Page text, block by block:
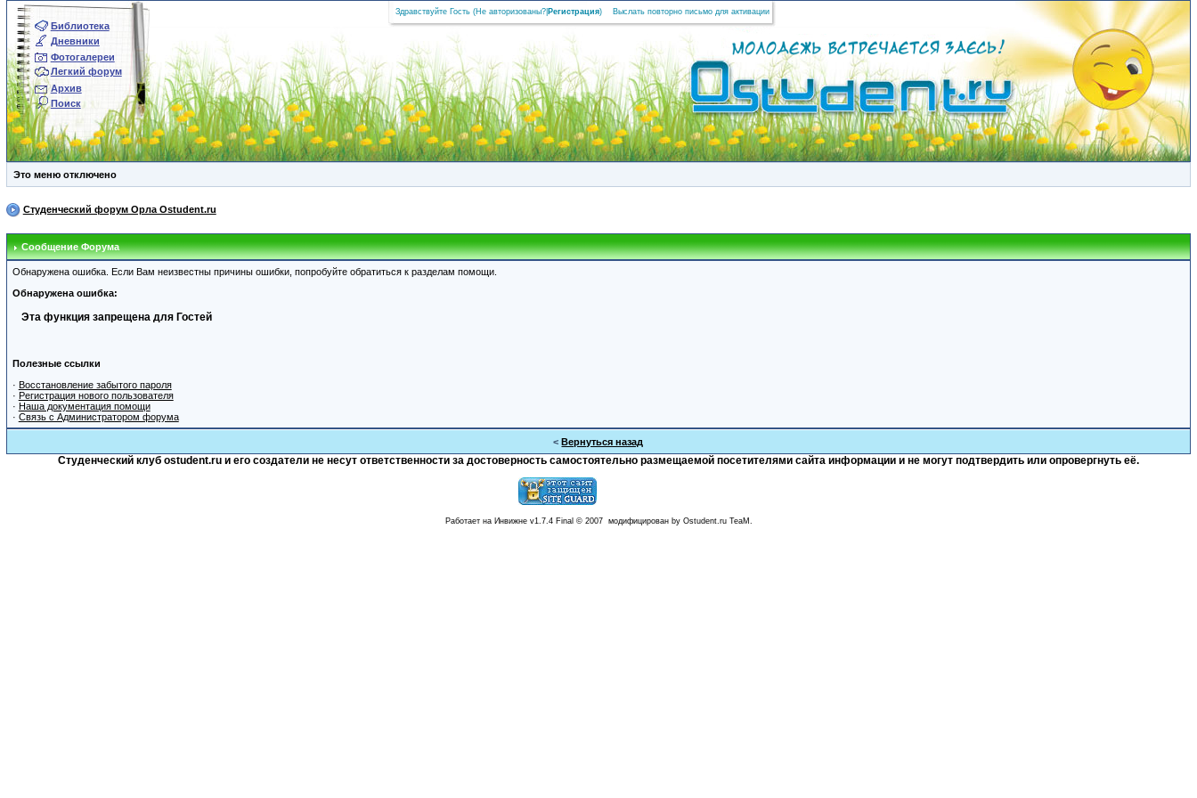
Библиотека
Дневники
Фотогалереи
Легкий форум
Архив
Поиск
Здравствуйте Гость (Не авторизованы? Регистрация) Выслать повторно письмо для активации
Это меню отключено
Студенческий форум Орла Ostudent.ru
Сообщение Форума
Обнаружена ошибка. Если Вам неизвестны причины ошибки, попробуйте обратиться к разделам помощи.
Обнаружена ошибка:
Эта функция запрещена для Гостей
Полезные ссылки
· Восстановление забытого пароля
· Регистрация нового пользователя
· Наша документация помощи
· Связь с Администратором форума
<Вернуться назад
Студенческий клуб ostudent.ru и его создатели не несут ответственности за достоверность самостоятельно размещаемой посетителями сайта информации и не могут подтвердить или опровергнуть её.
Работает на Инвижне v1.7.4 Final © 2007 модифицирован by Ostudent.ru TeaM.